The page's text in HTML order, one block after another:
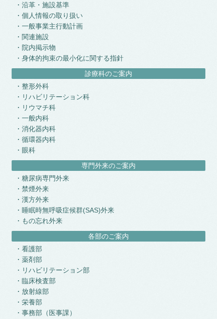
沿革・施設基準
個人情報の取り扱い
一般事業主行動計画
関連施設
院内掲示物
身体的拘束の最小化に関する指針
診療科のご案内
整形外科
リハビリテーション科
リウマチ科
一般内科
消化器内科
循環器内科
眼科
専門外来のご案内
糖尿病専門外来
禁煙外来
漢方外来
睡眠時無呼吸症候群(SAS)外来
もの忘れ外来
各部のご案内
看護部
薬剤部
リハビリテーション部
臨床検査部
放射線部
栄養部
事務部（医事課）